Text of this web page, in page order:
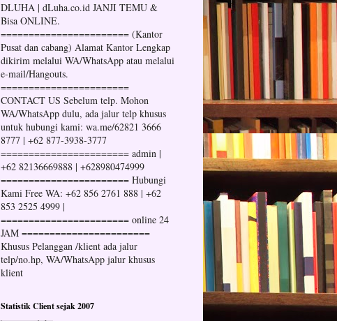
DLUHA | dLuha.co.id JANJI TEMU &
Bisa ONLINE.
======================= (Kantor
Pusat dan cabang) Alamat Kantor Lengkap
dikirim melalui WA/WhatsApp atau melalui
e-mail/Hangouts.
=======================
CONTACT US Sebelum telp. Mohon
WA/WhatsApp dulu, ada jalur telp khusus
untuk hubungi kami: wa.me/62821 3666
8777 | +62 877-3938-3777
======================= admin |
+62 82136669888 | +628980474999
======================= Hubungi
Kami Free WA: +62 856 2761 888 | +62
853 2525 4999 |
======================= online 24
JAM =======================
Khusus Pelanggan /klient ada jalur
telp/no.hp, WA/WhatsApp jalur khusus
klient
Statistik Client sejak 2007